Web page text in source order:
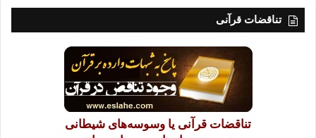
منبع : کانون اندیشه جوان
کپی آدرس
تناقضات قرآنی
تناقضات قرآنی یا وسوسه‌های شیطانی